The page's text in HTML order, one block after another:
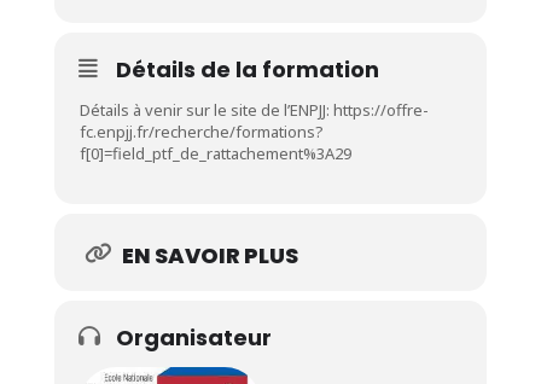
Détails de la formation
Détails à venir sur le site de l’ENPJJ: https://offre-
fc.enpjj.fr/recherche/formations?
f[0]=field_ptf_de_rattachement%3A29
EN SAVOIR PLUS
Organisateur